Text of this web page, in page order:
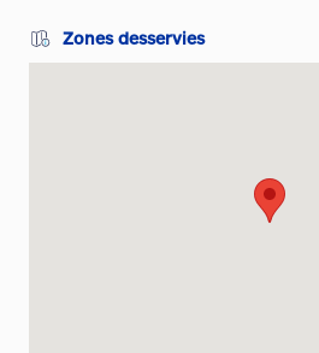
Zones desservies